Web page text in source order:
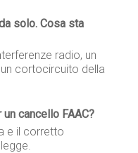
solo. Cosa sta
radio, un
cortocircuito della
cancello FAAC?
e il corretto